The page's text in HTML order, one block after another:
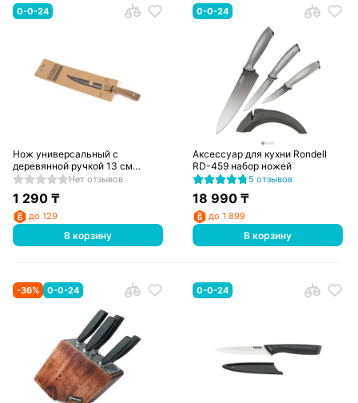
0-0-24
Нож универсальный с
деревянной ручкой 13 см
Provence, 261436Нет отзывов
1 290₸
до 129
В корзину
0-0-24
Аксессуар для кухни Rondell
RD-459 набор ножей
5 отзывов
18 990 ₸
до 1 899
В корзину
-36% 0-0-24 0-0-24